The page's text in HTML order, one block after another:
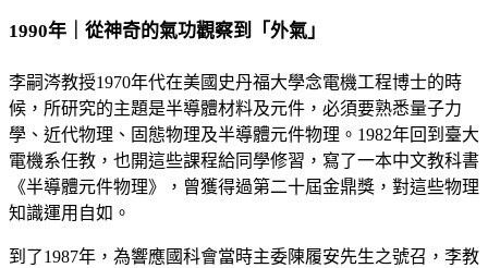
1990年｜從神奇的氣功觀察到「外氣」
李嗣涔教授1970年代在美國史丹福大學念電機工程博士的時
候，所研究的主題是半導體材料及元件，必須要熟悉量子力
學、近代物理、固態物理及半導體元件物理。1982年回到臺大
電機系任教，也開這些課程給同學修習，寫了一本中文教科書
《半導體元件物理》，曾獲得過第二十屆金鼎獎，對這些物理
知識運用自如。
到了1987年，為響應國科會當時主委陳履安先生之號召，李教